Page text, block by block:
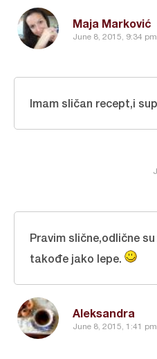
Maja Marković
June 8, 2015, 9:34 pm
Imam sličan recept,i
Aleksandra
June 8, 2015, 1:41 pm
Pravim slične,odlične
takođe jako lepe.